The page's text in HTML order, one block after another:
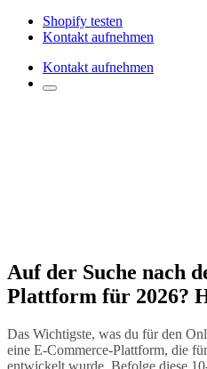
Shopify testen
Kontakt aufnehmen
Kontakt aufnehmen
Auf der Suche nach
Plattform für 2026?
Das Wichtigste, was du für den
eine E-Commerce-Plattform, die